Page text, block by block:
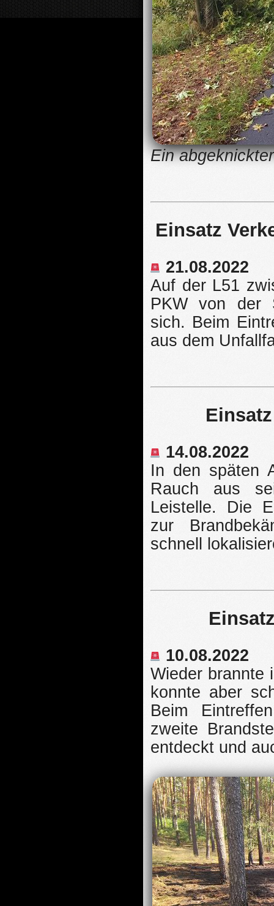
Ein
Einsatz
21.08.2022
Auf der L51
PKW von der
sich. Beim
aus dem
14.08.2022
In den späten
Rauch aus
Leistelle. Die
zur
schnell
10.08.2022
Wieder brannte
konnte aber
Beim
zweite
entdeckt und